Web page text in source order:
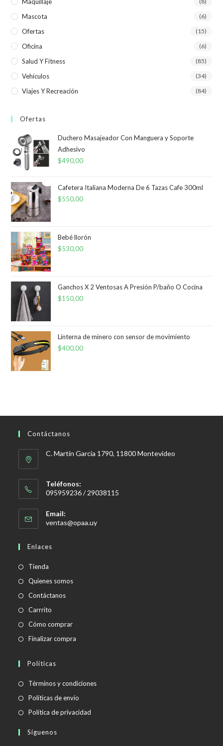
Maquillaje
Mascota (6)
Ofertas (15)
Oficina (6)
Salud Y Fitness (85)
Vehículos (34)
Viajes Y Recreación (84)
Ofertas
Duchero Masajeador Con Manguera y Soporte
Adhesivo
$490,00
Cafetera Italiana Moderna De 6 Tazas Cafe 300ml
$550,00
Bebé llorón
$530,00
Ganchos X 2 Ventosas A Presión P/baño O Cocina
$150,00
Linterna de minero con sensor de movimiento
$400,00
Contáctanos
C. Martín García 1790, 11800 Montevideo
Teléfonos:
095959236 / 29038115
Email:
ventas@opaa.uySe
Enlaces
Tienda
Quienes somos
Contáctanos
Carrrito
Cómo comprar
Finalizar compra
Políticas
Términos y condicionesSe
Políticas de envío
abre
Política de privacidad
Síguenos